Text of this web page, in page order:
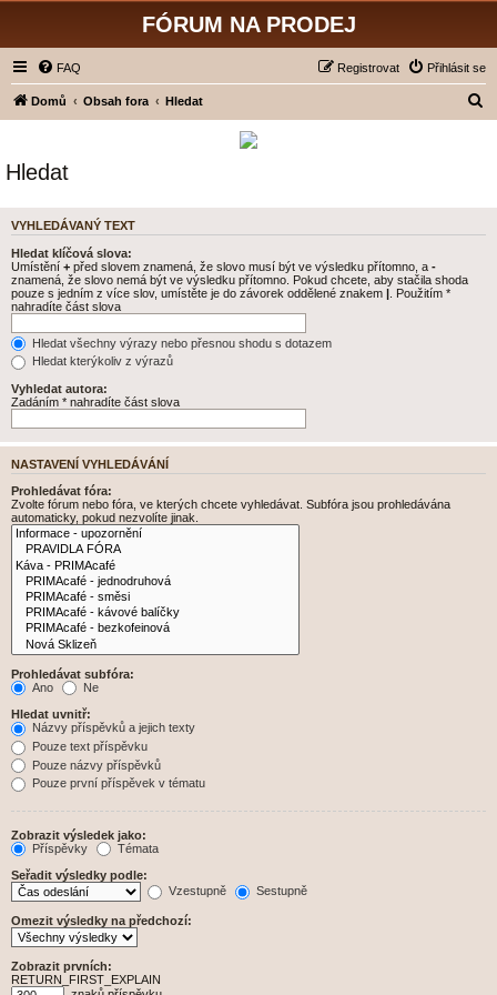
FÓRUM NA PRODEJ
FAQ Přihlásit se
Registrovat
Domů Obsah fora Hledat
a
t
Hledat
VYHLEDÁVANÝ TEXT
Hledat klíčová slova:
Umístění + před slovem znamená, že slovo musí být ve výsledku přítomno, a -
znamená, že slovo nemá být ve výsledku přítomno. Pokud chcete, aby stačila shoda
pouze s jedním z více slov, umístěte je do závorek oddělené znakem | . Použitím *
nahradíte část slova
Hledat všechny výrazy nebo přesnou shodu s dotazem
Hledat kterýkoliv z výrazů
Vyhledat autora:
Zadáním * nahradíte část slova
NASTAVENÍ VYHLEDÁVÁNÍ
Prohledávat fóra:
Zvolte fórum nebo fóra, ve kterých chcete vyhledávat. Subfóra jsou prohledávána
automaticky, pokud nezvolíte jinak.
Prohledávat subfóra:
Ano
Ne
Hledat uvnitř:
Názvy příspěvků a jejich texty
Pouze text příspěvku
Pouze názvy příspěvků
Pouze první příspěvek v tématu
Zobrazit výsledek jako:
Příspěvky
Témata
Seřadit výsledky podle:
Vzestupně
Sestupně
Omezit výsledky na předchozí:
Zobrazit prvních:
RETURN_FIRST_EXPLAIN